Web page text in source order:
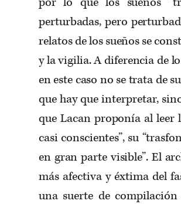
perturbadas, pero
relatos de los sueños se
y la vigilia. A diferencia de
en este caso no se trata de
que hay que interpretar,
que Lacan proponía al leer
casi conscientes”, su
en gran parte visible”. El
más afectiva y éxtima del
una suerte de